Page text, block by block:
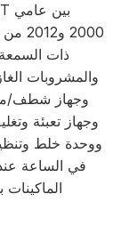
ذات
والمشروبات
وجهاز شطف/
وجهاز تعبئة